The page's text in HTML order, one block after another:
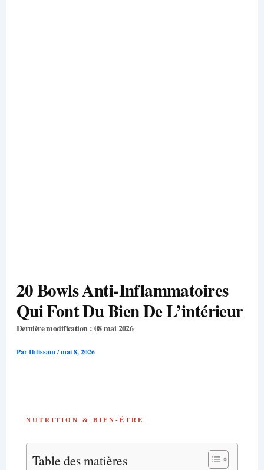
20 Bowls Anti-Inflammatoires
Qui Font Du Bien De L’intérieur
Dernière modification : 08 mai 2026
ParIbtissam/mai 8, 2026
NUTRITION & BIEN-ÊTRE
Table des matières